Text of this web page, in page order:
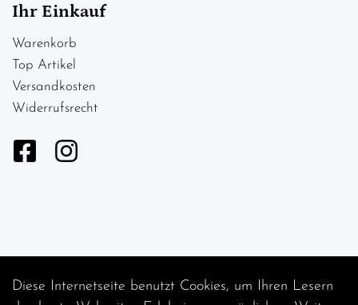
Ihr Einkauf
Warenkorb
Top Artikel
Versandkosten
Widerrufsrecht
Diese Internetseite benutzt Cookies, um Ihren Lesern